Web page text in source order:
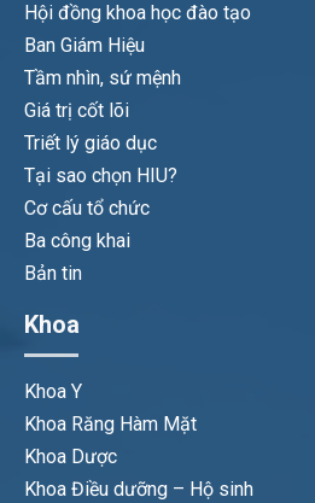
Hội đồng khoa học đào tạo
Ban Giám Hiệu
Tầm nhìn, sứ mệnh
Giá trị cốt lõi
Triết lý giáo dục
Tại sao chọn HIU?
Cơ cấu tổ chức
Ba công khai
Bản tin
Khoa
Khoa Y
Khoa Răng Hàm Mặt
Khoa Dược
Khoa Điều dưỡng – Hộ sinh